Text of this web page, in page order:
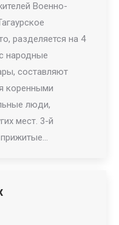
Военно-
разделяется на 4
народные
составляют
коренными
люди,
мест. 3-й